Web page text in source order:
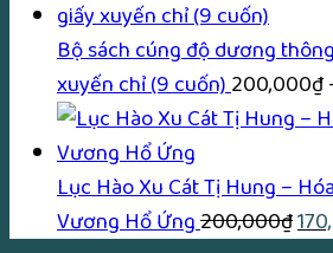
Bộ sách cúng độ dương
xuyến chỉ (9 cuốn)200,000₫
Lục Hào Xu Cát Tị Hung –
Vương Hổ Ứng200,000₫Giá